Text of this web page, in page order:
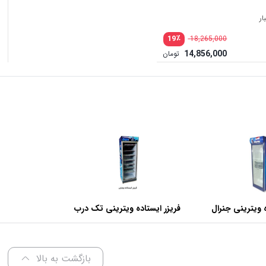
٪19 18,265,000
14,856,000 تومان
ویترینی جنرال
فریزر ایستاده ویترینی تک درب
عرض 70 سانتی متر
بازگشت به بالا